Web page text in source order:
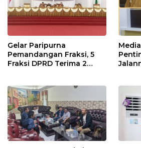
Gelar Paripurna
Pemandangan Fraksi, 5
Fraksi DPRD Terima 2